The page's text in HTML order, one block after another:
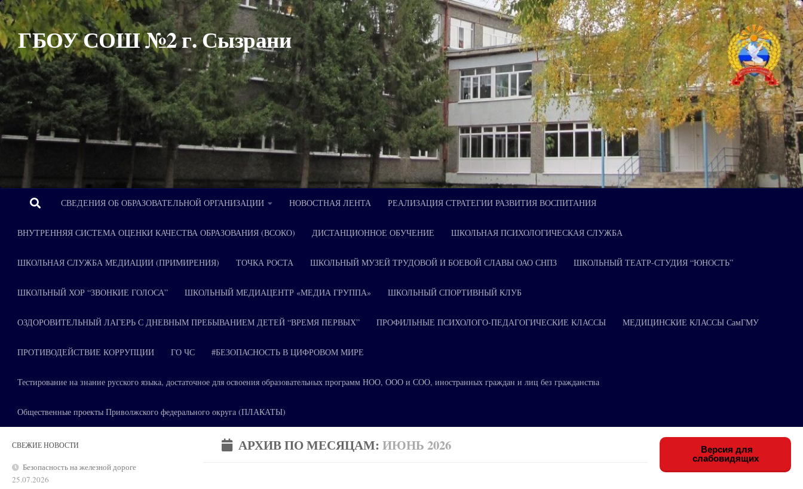
Перейти к содержимому
ГБОУ СОШ №2 г. Сызрани
СВЕДЕНИЯ ОБ ОБРАЗОВАТЕЛЬНОЙ ОРГАНИЗАЦИИ НОВОСТНАЯ ЛЕНТА РЕАЛИЗАЦИЯ СТРАТЕГИИ РАЗВИТИЯ ВОСПИТАНИЯ
ВНУТРЕННЯЯ СИСТЕМА ОЦЕНКИ КАЧЕСТВА ОБРАЗОВАНИЯ (ВСОКО) ДИСТАНЦИОННОЕ ОБУЧЕНИЕ ШКОЛЬНАЯ ПСИХОЛОГИЧЕСКАЯ СЛУЖБА
ШКОЛЬНАЯ СЛУЖБА МЕДИАЦИИ (ПРИМИРЕНИЯ) ТОЧКА РОСТА ШКОЛЬНЫЙ МУЗЕЙ ТРУДОВОЙ И БОЕВОЙ СЛАВЫ ОАО СНПЗ ШКОЛЬНЫЙ ТЕАТР-СТУДИЯ “ЮНОСТЬ”
ШКОЛЬНЫЙ ХОР “ЗВОНКИЕ ГОЛОСА” ШКОЛЬНЫЙ МЕДИАЦЕНТР «МЕДИА ГРУППА» ШКОЛЬНЫЙ СПОРТИВНЫЙ КЛУБ
ОЗДОРОВИТЕЛЬНЫЙ ЛАГЕРЬ С ДНЕВНЫМ ПРЕБЫВАНИЕМ ДЕТЕЙ “ВРЕМЯ ПЕРВЫХ” ПРОФИЛЬНЫЕ ПСИХОЛОГО-ПЕДАГОГИЧЕСКИЕ КЛАССЫ МЕДИЦИНСКИЕ КЛАССЫ СамГМУ
ПРОТИВОДЕЙСТВИЕ КОРРУПЦИИ ГО ЧС #БЕЗОПАСНОСТЬ В ЦИФРОВОМ МИРЕ
Тестирование на знание русского языка, достаточное для освоения образовательных программ НОО, ООО и СОО, иностранных граждан и лиц без гражданства
Общественные проекты Приволжского федерального округа (ПЛАКАТЫ)
АРХИВ ПО МЕСЯЦАМ: ИЮНЬ 2026
СВЕЖИЕ НОВОСТИ
Безопасность на железной дороге
25.07.2026
Версия для
слабовидящих